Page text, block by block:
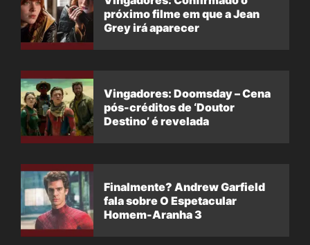
próximo filme em que a Jean
Grey irá aparecer
Vingadores: Doomsday – Cena
pós-créditos de ‘Doutor
Destino’ é revelada
Finalmente? Andrew Garfield
fala sobre O Espetacular
Homem-Aranha 3